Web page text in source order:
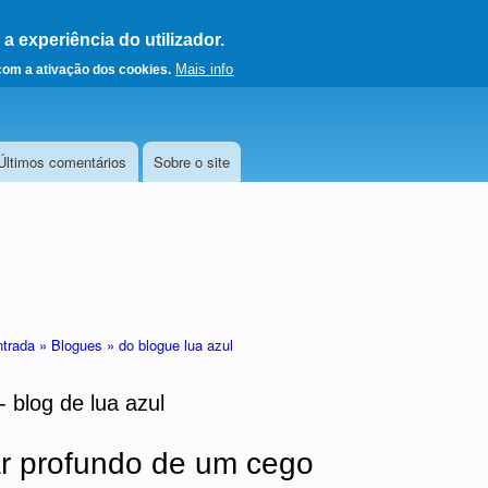
experiência do utilizador.
a ativação dos cookies. Mais info
página principal
comentários Sobre o site
» Blogues » do blogue lua azul
blog de lua azul
profundo de um cego